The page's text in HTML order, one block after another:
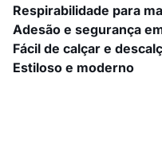
Respirabilidade para
Adesão e segurança
Fácil de calçar e
Estiloso e moderno